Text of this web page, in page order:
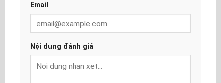
Email
Nội dung đánh giá